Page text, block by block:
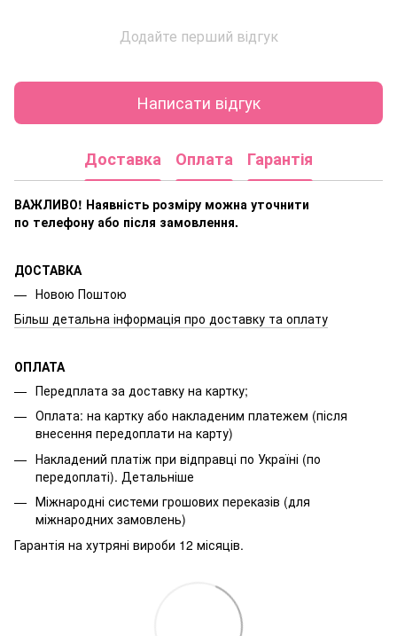
Додайте перший відгук
Написати відгук
Доставка Оплата Гарантія
ВАЖЛИВО! Наявність розміру можна уточнити
по телефону або після замовлення.
ДОСТАВКА
Новою Поштою
Більш детальна інформація про доставку та оплату
ОПЛАТА
Передплата за доставку на картку;
Оплата: на картку або накладеним платежем (після
внесення передоплати на карту)
Накладений платіж при відправці по Україні (по
передоплаті). Детальніше
Міжнародні системи грошових переказів (для
міжнародних замовлень)
Гарантія на хутряні вироби 12 місяців.